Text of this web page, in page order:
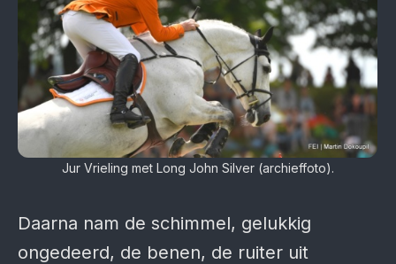
Jur Vrieling met Long John Silver (archieffoto).
Daarna nam de schimmel, gelukkig
ongedeerd, de benen, de ruiter uit